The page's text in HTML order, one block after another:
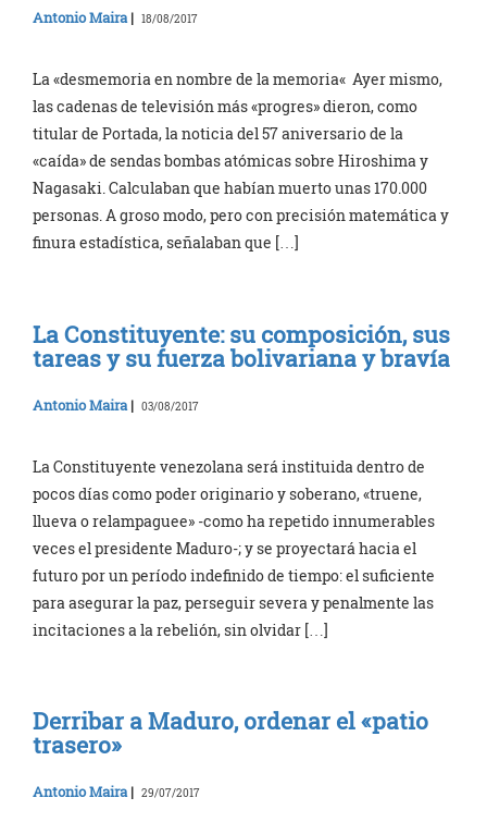
Antonio Maira | 18/08/2017
La «desmemoria en nombre de la memoria« Ayer mismo,
las cadenas de televisión más «progres» dieron, como
titular de Portada, la noticia del 57 aniversario de la
«caída» de sendas bombas atómicas sobre Hiroshima y
Nagasaki. Calculaban que habían muerto unas 170.000
personas. A groso modo, pero con precisión matemática y
finura estadística, señalaban que […]
La Constituyente: su composición, sus
tareas y su fuerza bolivariana y bravía
Antonio Maira | 03/08/2017
La Constituyente venezolana será instituida dentro de
pocos días como poder originario y soberano, «truene,
llueva o relampaguee» -como ha repetido innumerables
veces el presidente Maduro-; y se proyectará hacia el
futuro por un período indefinido de tiempo: el suficiente
para asegurar la paz, perseguir severa y penalmente las
incitaciones a la rebelión, sin olvidar […]
Derribar a Maduro, ordenar el «patio
trasero»
Antonio Maira | 29/07/2017